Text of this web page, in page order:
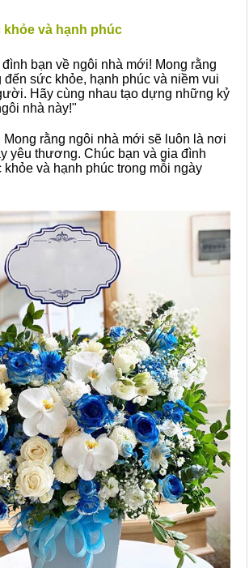
và hạnh phúc
bạn về ngôi nhà mới! Mong rằng
đến sức khỏe, hạnh phúc và niềm vui
Hãy cùng nhau tạo dựng những kỷ
nhà này!"
rằng ngôi nhà mới sẽ luôn là nơi
yêu thương. Chúc bạn và gia đình
khỏe và hạnh phúc trong mỗi ngày